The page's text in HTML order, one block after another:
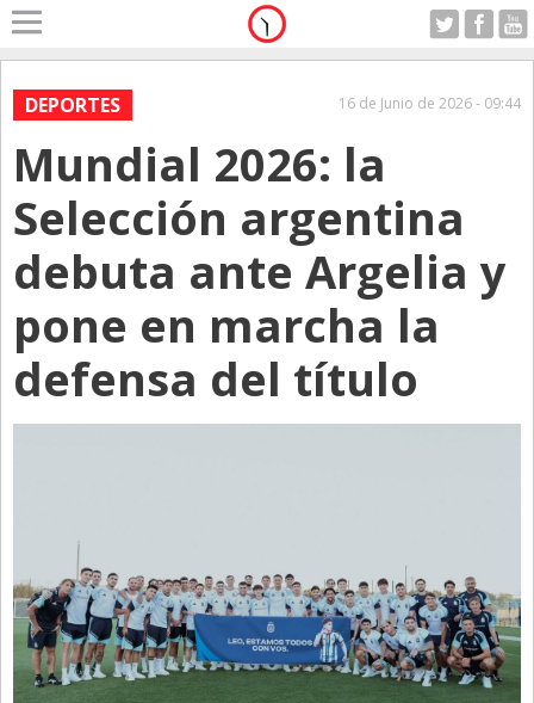
Home
A Motor
Alerta
Anticipo
Campo
Carrera & Emprendedores
Club House
Con Estilo
Directivos
Ecología y Ambiente
Economía
El Experto
Jueves 06.08.2026
DEPORTES 16 de Junio de 2026 - 09:44
Mundial 2026: la
Selección argentina
debuta ante Argelia y
pone en marcha la
defensa del título